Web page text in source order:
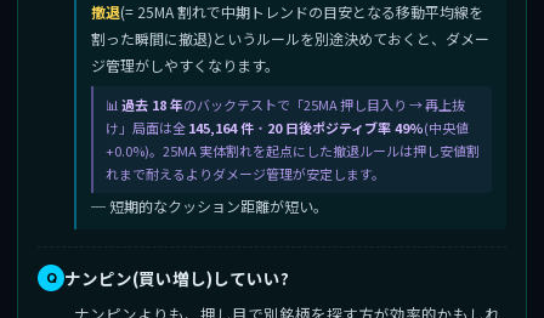
撤退(= 25MA 割れで中期トレンドの目安となる移動平均線を
割った瞬間に撤退)というルールを別途決めておくと、ダメー
ジ管理がしやすくなります。
過去 18 年のバックテストで「25MA 押し目入り → 再上抜
け」局面は全145,164 件 ・ 20 日後ポジティブ率 49%(中央値
+0.0%)。25MA 実体割れを起点にした撤退ルールは押し安値割
れまで耐えるよりダメージ管理が安定します。
─ 短期的なクッション距離が短い。
ナンピン(買い増し)していい?